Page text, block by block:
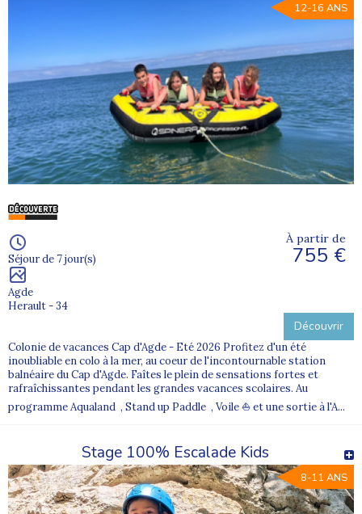
12-16 ANS
Séjour de 7 jour(s)
Agde
Herault - 34
À partir de
755 €
Découvrir
Colonie de vacances Cap d'Agde - Eté 2026 Profitez d'un été
inoubliable en colo à la mer, au coeur de l'incontournable station
balnéaire du Cap d'Agde. Faîtes le plein de sensations fortes et
rafraîchissantes pendant les grandes vacances scolaires. Au
programme Aqualand , Stand up Paddle , Voile ⛵ et une sortie à l'A...
Stage 100% Escalade Kids
8-11 ANS